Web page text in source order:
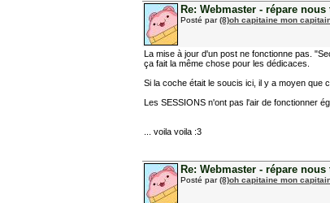
Re: Webmaster - répare
Posté par(8)oh capitaine mon
La mise à jour d'un post ne fonctionne pas.
ça fait la même chose pour les dédicaces.
Si la coche était le soucis ici, il y a moyen que
Les SESSIONS n'ont pas l'air de fonctionner
... voila voila :3
Re: Webmaster - répare
Posté par(8)oh capitaine mon